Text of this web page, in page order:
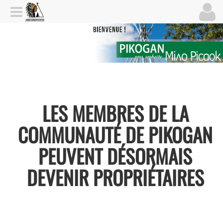
LES MEMBRES DE LA
COMMUNAUTÉ DE PIKOGAN
PEUVENT DÉSORMAIS
DEVENIR PROPRIÉTAIRES